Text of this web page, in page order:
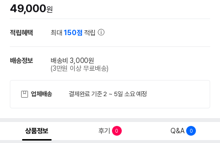
49,000원
적립혜택 최대150점 적립
배송정보
배송비 3,000원
(3만원 이상 무료배송)
업체배송 결제완료 기준 2 ~ 5일 소요 예정
상품정보 후기 0 Q&A 0